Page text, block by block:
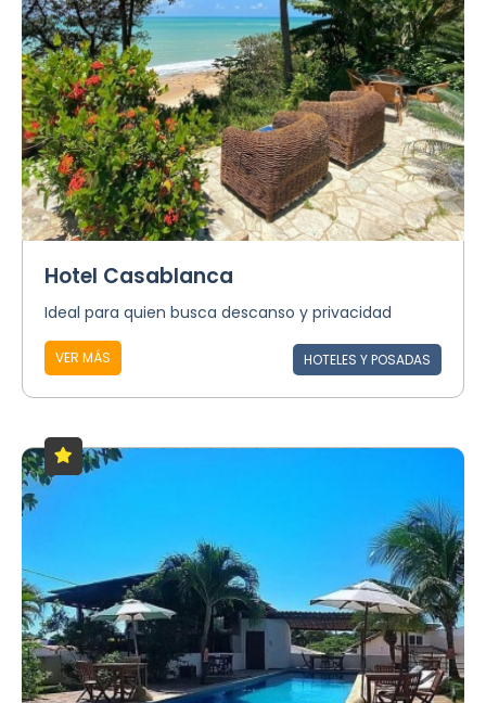
Hotel Casablanca
Ideal para quien busca descanso y privacidad
VER MÁS HOTELES Y POSADAS